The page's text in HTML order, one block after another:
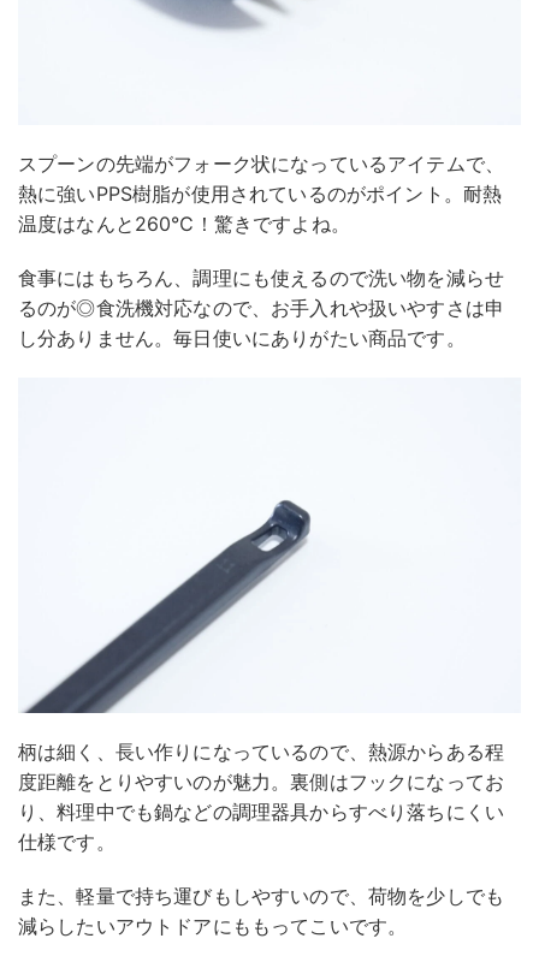
スプーンの先端がフォーク状になっているアイテムで、
熱に強いPPS樹脂が使用されているのがポイント。耐熱
温度はなんと260℃！驚きですよね。
食事にはもちろん、調理にも使えるので洗い物を減らせ
るのが◎食洗機対応なので、お手入れや扱いやすさは申
し分ありません。毎日使いにありがたい商品です。
柄は細く、長い作りになっているので、熱源からある程
度距離をとりやすいのが魅力。裏側はフックになってお
り、料理中でも鍋などの調理器具からすべり落ちにくい
仕様です。
また、軽量で持ち運びもしやすいので、荷物を少しでも
減らしたいアウトドアにももってこいです。